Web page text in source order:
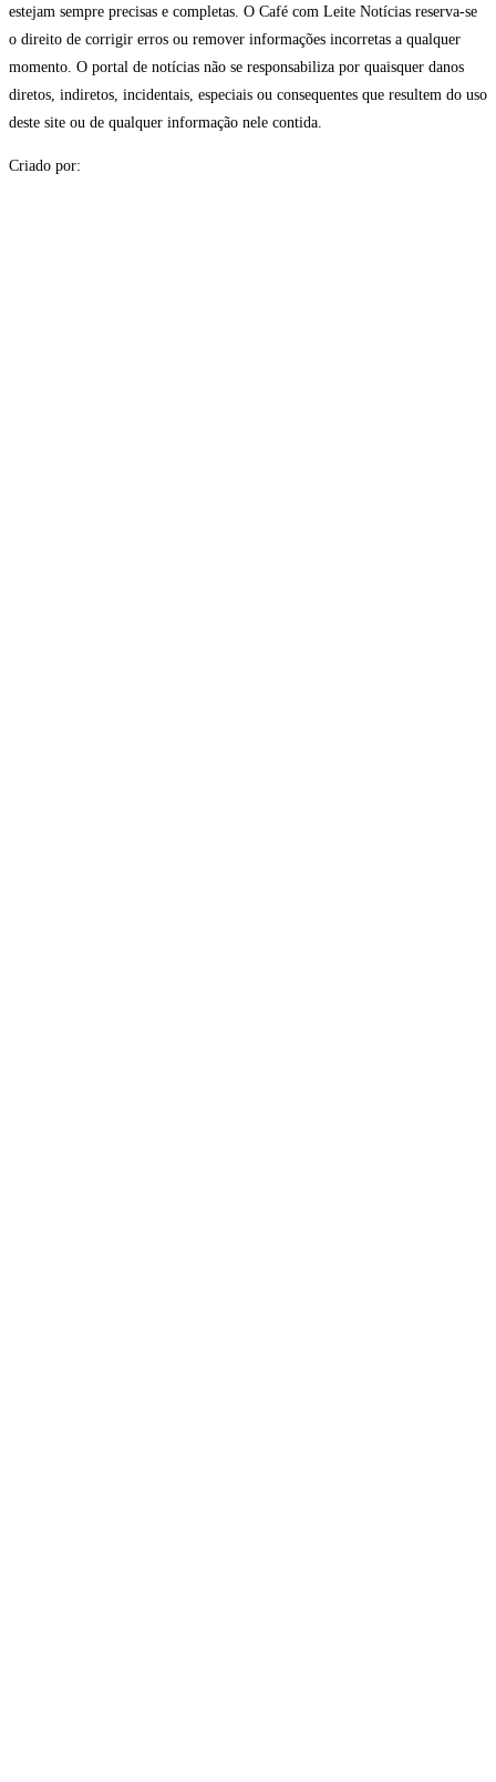
estejam sempre precisas e completas. O Café com Leite Notícias reserva-se
o direito de corrigir erros ou remover informações incorretas a qualquer
momento. O portal de notícias não se responsabiliza por quaisquer danos
diretos, indiretos, incidentais, especiais ou consequentes que resultem do uso
deste site ou de qualquer informação nele contida.
Criado por: